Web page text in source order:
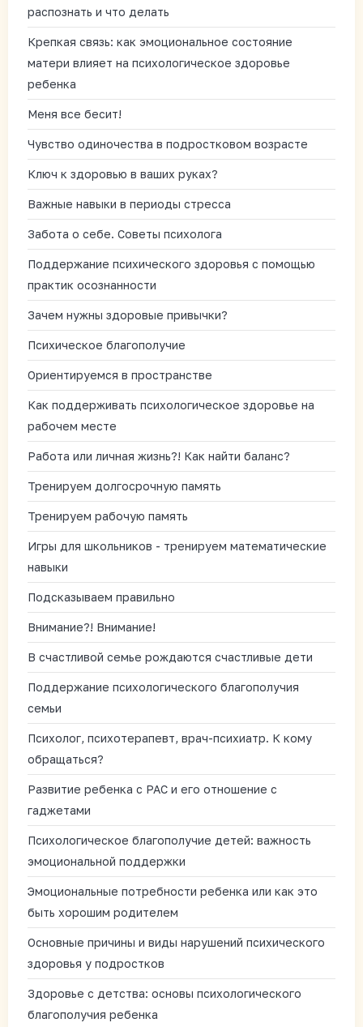
распознать и что делать
Крепкая связь: как эмоциональное состояние
матери влияет на психологическое здоровье
ребенка
Меня все бесит!
Чувство одиночества в подростковом возрасте
Ключ к здоровью в ваших руках?
Важные навыки в периоды стресса
Забота о себе. Советы психолога
Поддержание психического здоровья с помощью
практик осознанности
Зачем нужны здоровые привычки?
Психическое благополучие
Ориентируемся в пространстве
Как поддерживать психологическое здоровье на
рабочем месте
Работа или личная жизнь?! Как найти баланс?
Тренируем долгосрочную память
Тренируем рабочую память
Игры для школьников - тренируем математические
навыки
Подсказываем правильно
Внимание?! Внимание!
В счастливой семье рождаются счастливые дети
Поддержание психологического благополучия
семьи
Психолог, психотерапевт, врач-психиатр. К кому
обращаться?
Развитие ребенка с РАС и его отношение с
гаджетами
Психологическое благополучие детей: важность
эмоциональной поддержки
Эмоциональные потребности ребенка или как это
быть хорошим родителем
Основные причины и виды нарушений психического
здоровья у подростков
Здоровье с детства: основы психологического
благополучия ребенка